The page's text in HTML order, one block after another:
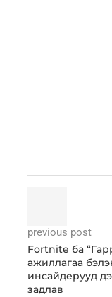
previous post
Fortnite ба
ажиллагаа
инсайдерууд
задлав